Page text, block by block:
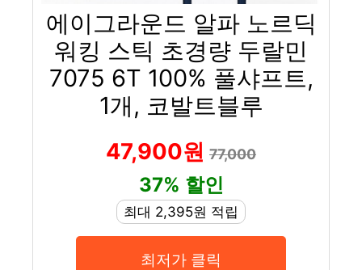
에이그라운드 알파 노르딕
워킹 스틱 초경량 두랄민
7075 6T 100% 풀샤프트,
1개, 코발트블루
47,900원 77,000
37% 할인
최대 2,395원 적립
최저가 클릭